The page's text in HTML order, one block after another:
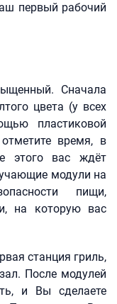
первый рабочий
Сначала
цвета (у всех
пластиковой
время, в
этого вас ждёт
модули на
пищи,
на которую вас
станция гриль,
После модулей
и Вы сделаете